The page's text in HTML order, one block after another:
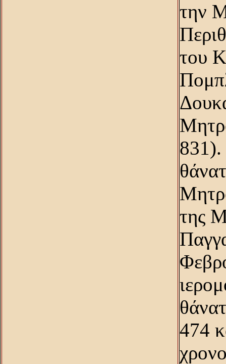
την
του
831).
της
474